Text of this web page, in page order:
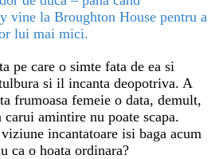
vine la Broughton House pentru a
lui mai mici.
pe care o simte fata de ea si
si il incanta deopotriva. A
frumoasa femeie o data, demult,
amintire nu poate scapa.
incantatoare isi baga acum
ca o hoata ordinara?